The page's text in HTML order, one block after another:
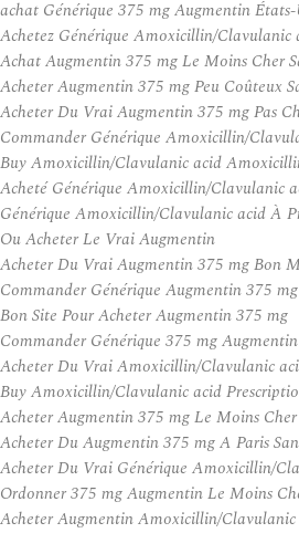
achat Générique 375 mg Augmentin
Achetez Générique Amoxicillin/Clavulanic
Achat Augmentin 375 mg Le Moins Cher
Acheter Augmentin 375 mg Peu Coûteux
Acheter Du Vrai Augmentin 375 mg Pas
Commander Générique Amoxicillin/
Buy Amoxicillin/Clavulanic acid
Acheté Générique Amoxicillin/Clavulanic
Générique Amoxicillin/Clavulanic acid À
Ou Acheter Le Vrai Augmentin
Acheter Du Vrai Augmentin 375 mg Bon
Commander Générique Augmentin 375
Bon Site Pour Acheter Augmentin 375 mg
Commander Générique 375 mg
Acheter Du Vrai Amoxicillin/Clavulanic
Buy Amoxicillin/Clavulanic acid
Acheter Augmentin 375 mg Le Moins Cher
Acheter Du Augmentin 375 mg A Paris
Acheter Du Vrai Générique Amoxicillin/
Ordonner 375 mg Augmentin Le Moins
Acheter Augmentin Amoxicillin/Clavulanic